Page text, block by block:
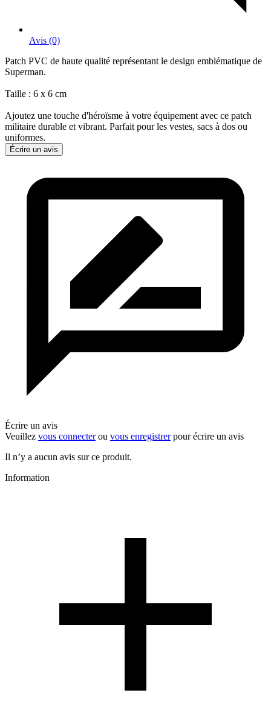
Avis (0)
Patch PVC de haute qualité représentant le design emblématique de
Superman.
Taille : 6 x 6 cm
Ajoutez une touche d'héroïsme à votre équipement avec ce patch
militaire durable et vibrant. Parfait pour les vestes, sacs à dos ou
uniformes.
Écrire un avis
Écrire un avis
Veuillez vous connecterou vous enregistrerpour écrire un avis
Il n’y a aucun avis sur ce produit.
Information